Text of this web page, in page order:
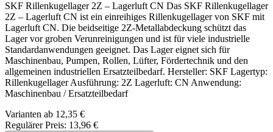
SKF Rillenkugellager 2Z – Lagerluft CN Das SKF Rillenkugellager
2Z – Lagerluft CN ist ein einreihiges Rillenkugellager von SKF mit
Lagerluft CN. Die beidseitige 2Z-Metallabdeckung schützt das
Lager vor groben Verunreinigungen und ist für viele industrielle
Standardanwendungen geeignet. Das Lager eignet sich für
Maschinenbau, Pumpen, Rollen, Lüfter, Fördertechnik und den
allgemeinen industriellen Ersatzteilbedarf. Hersteller: SKF Lagertyp:
Rillenkugellager Ausführung: 2Z Lagerluft: CN Anwendung:
Maschinenbau / Ersatzteilbedarf
Varianten ab 12,35 €
Regulärer Preis: 13,96 €